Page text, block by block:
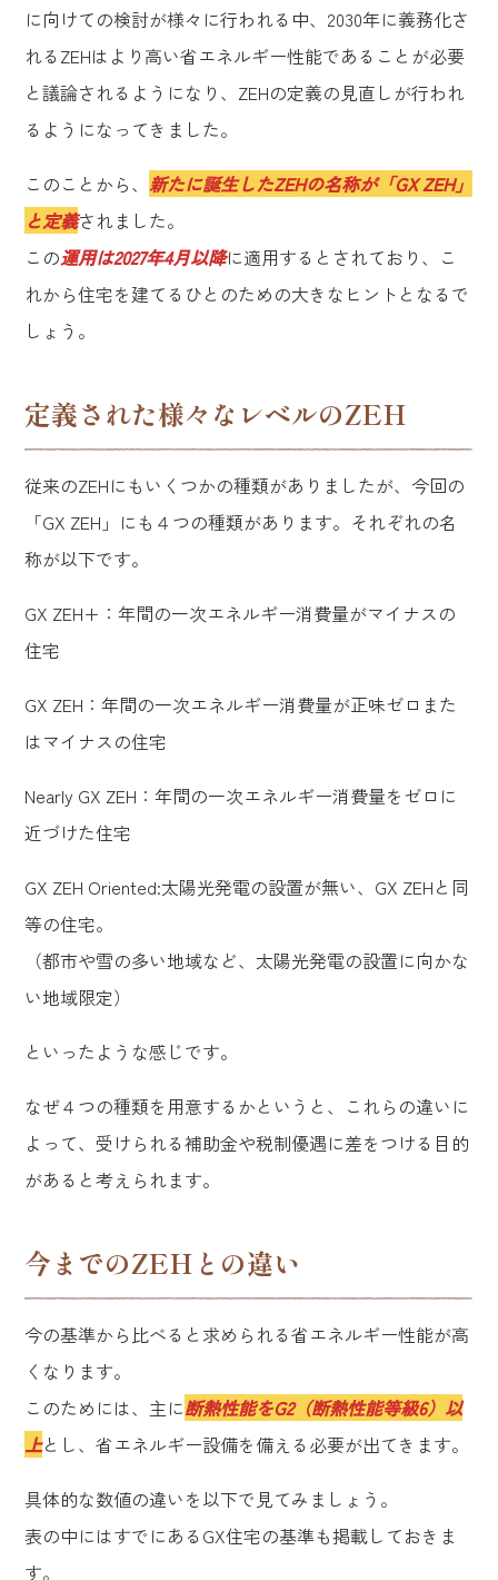
に向けての検討が様々に行われる中、2030年に義務化さ
れるZEHはより高い省エネルギー性能であることが必要
と議論されるようになり、ZEHの定義の見直しが行われ
るようになってきました。
このことから、新たに誕生したZEHの名称が「GX ZEH」
と定義されました。
この運用は2027年4月以降に適用するとされており、こ
れから住宅を建てるひとのための大きなヒントとなるで
しょう。
定義された様々なレベルのZEH
従来のZEHにもいくつかの種類がありましたが、今回の
「GX ZEH」にも４つの種類があります。それぞれの名
称が以下です。
GX ZEH+：年間の一次エネルギー消費量がマイナスの
住宅
GX ZEH：年間の一次エネルギー消費量が正味ゼロまた
はマイナスの住宅
Nearly GX ZEH：年間の一次エネルギー消費量をゼロに
近づけた住宅
GX ZEH Oriented:太陽光発電の設置が無い、GX ZEHと同
等の住宅。
（都市や雪の多い地域など、太陽光発電の設置に向かな
い地域限定）
といったような感じです。
なぜ４つの種類を用意するかというと、これらの違いに
よって、受けられる補助金や税制優遇に差をつける目的
があると考えられます。
今までのZEHとの違い
今の基準から比べると求められる省エネルギー性能が高
くなります。
このためには、主に断熱性能をG2（断熱性能等級6）以
上とし、省エネルギー設備を備える必要が出てきます。
具体的な数値の違いを以下で見てみましょう。
表の中にはすでにあるGX住宅の基準も掲載しておきま
す。